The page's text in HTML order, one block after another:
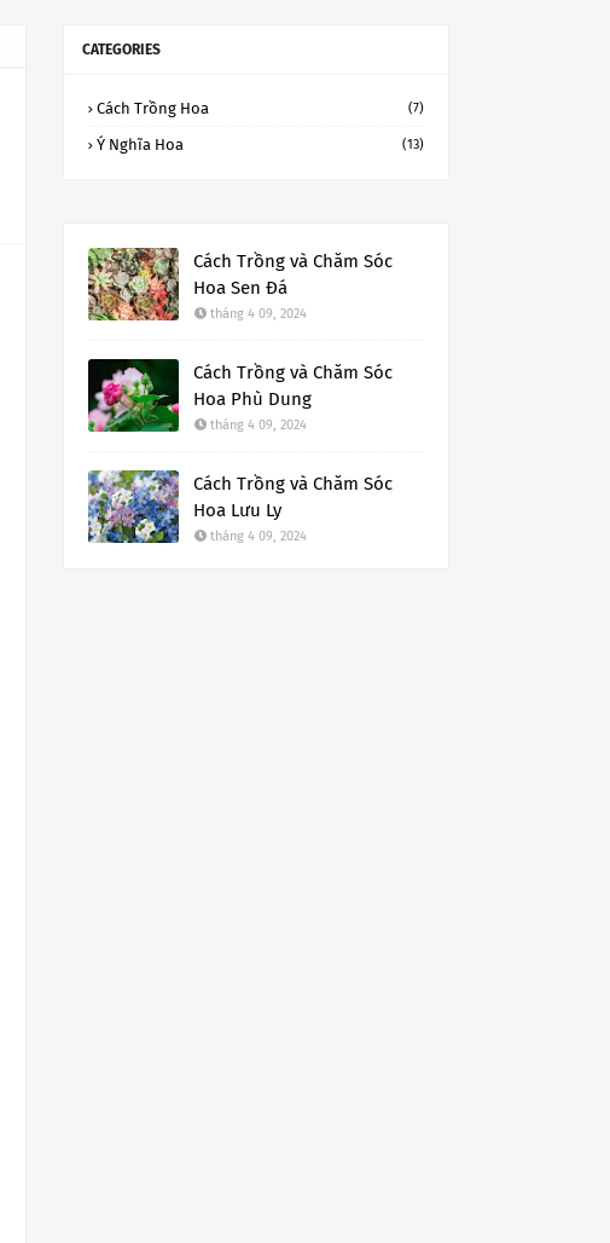
CATEGORIES
Cách Trồng Hoa (7)
Ý Nghĩa Hoa (13)
Cách Trồng và Chăm Sóc
Hoa Sen Đá
tháng 4 09, 2024
Cách Trồng và Chăm Sóc
Hoa Phù Dung
tháng 4 09, 2024
Cách Trồng và Chăm Sóc
Hoa Lưu Ly
tháng 4 09, 2024